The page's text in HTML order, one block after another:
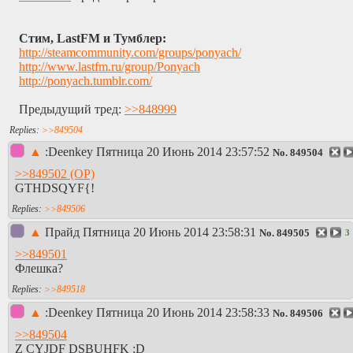
Стим, LastFM и Тумблер:
http://steamcommunity.com/grou​ps/ponyach/
http://www.lastfm.ru/group/Ponyach
http://ponyach.tumblr.com/
Предыдущий тред: >>848999
>>849504
▲ :Deenkey Пятница 20 Июнь 2014 23:57:52 No. 849504
>>849502
GTHDSQYF{!
>>849506
▲ Прайд Пятница 20 Июнь 2014 23:58:31 No. 849505 3
>>849501
Флешка?
>>849518
▲ :Deenkey Пятница 20 Июнь 2014 23:58:33 No. 849506
>>849504
Z CYJDF DSBUHFK :D